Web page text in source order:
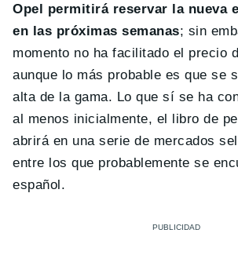
Opel permitirá reservar la nueva
en las próximas semanas; sin
momento no ha facilitado el precio
aunque lo más probable es que se
alta de la gama. Lo que sí se ha
al menos inicialmente, el libro de
abrirá en una serie de mercados
entre los que probablemente se
español.